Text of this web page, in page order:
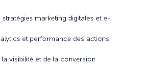
marketing digitales et e-
et performance des actions
visibilité et de la conversion